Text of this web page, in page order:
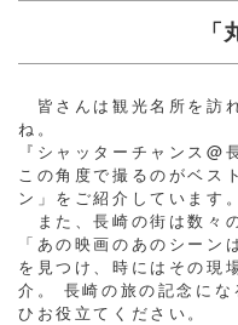
「
皆さんは観光名所を訪
ね。
『シャッターチャンス@
この角度で撮るのがベス
ン」をご紹介しています。
また、長崎の街は数々
「あの映画のあのシーン
を見つけ、時にはその現
介。 長崎の旅の記念に
ひお役立てください。